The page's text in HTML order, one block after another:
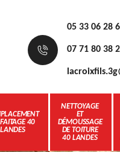
05 33 06 28
07 71 80 38
40
LANDES
NETTOYAGE
ET
DÉMOUSSAGE
DE TOITURE
40 LANDES